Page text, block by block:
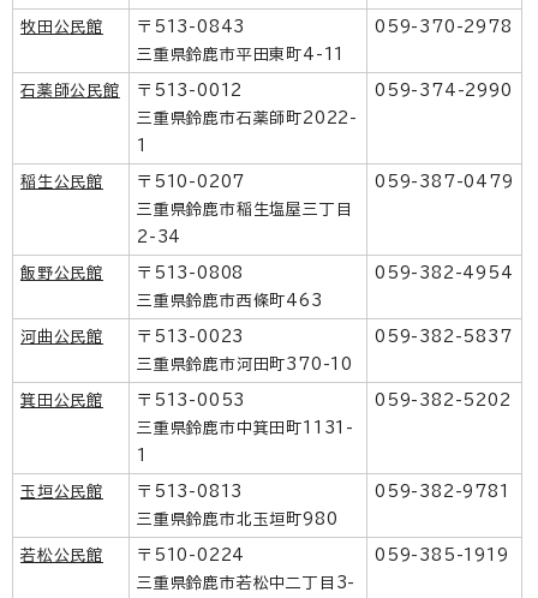
牧田公民館
〒513-0843
三重県鈴鹿市平田東町4-11
059-370-2978
石薬師公民館
〒513-0012
三重県鈴鹿市石薬師町2022-
1
059-374-2990
稲生公民館
〒510-0207
三重県鈴鹿市稲生塩屋三丁目
2-34
059-387-0479
飯野公民館
〒513-0808
三重県鈴鹿市西條町463
059-382-4954
河曲公民館
〒513-0023
三重県鈴鹿市河田町370-10
059-382-5837
箕田公民館
〒513-0053
三重県鈴鹿市中箕田町1131-
1
059-382-5202
玉垣公民館
〒513-0813
三重県鈴鹿市北玉垣町980
059-382-9781
若松公民館
〒510-0224
三重県鈴鹿市若松中二丁目3-
059-385-1919